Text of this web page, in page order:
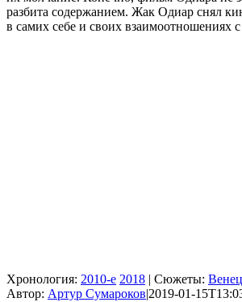
разбита содержанием. Жак Одиар снял
в самих себе и своих
Хронология: 2010-е 2018 | Сюжеты:
Автор: Артур Сумароков|2019-01-